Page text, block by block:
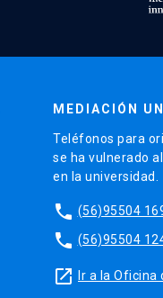
MEDIACIÓN
Teléfonos para
se ha vulnerado
en la universidad.
phone (56)95504
phone (56)95504
launch Ir a la Oficina